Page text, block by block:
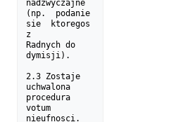
nadzwyczajne
(np.  podanie
sie  ktoregos
z
Radnych do
dymisji).
2.3 Zostaje
uchwalona
procedura
votum
nieufnosci.